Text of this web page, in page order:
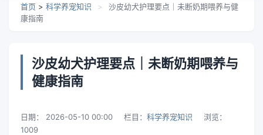
首页 > 科学养宠知识 >
沙皮幼犬护理要点｜未断奶期喂养与健
康指南
沙皮幼犬护理要点｜未断奶期喂养与
健康指南
日期： 2026-05-10 00:00 栏目： 科学养宠知识
浏览：
1009